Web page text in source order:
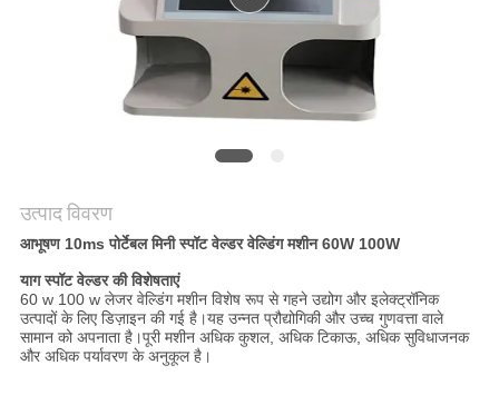
РУССКИЙ
PRIVACY
POLICY
उत्पाद विवरण
आभूषण 10ms पोर्टेबल मिनी स्पॉट वेल्डर वेल्डिंग मशीन 60W 100W
याग स्पॉट वेल्डर की विशेषताएं
60 w 100 w लेजर वेल्डिंग मशीन विशेष रूप से गहने उद्योग और इलेक्ट्रॉनिक
उत्पादों के लिए डिज़ाइन की गई है।यह उन्नत प्रौद्योगिकी और उच्च गुणवत्ता वाले
सामान को अपनाता है।पूरी मशीन अधिक कुशल, अधिक टिकाऊ, अधिक सुविधाजनक
और अधिक पर्यावरण के अनुकूल है।